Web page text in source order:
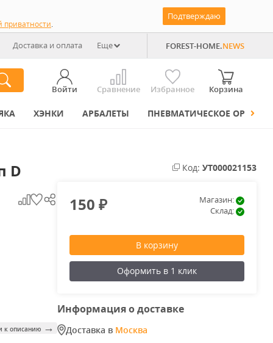
приватности.
Подтверждаю
Доставка и оплата Еще FOREST-HOME.NEWS
Войти Сравнение Избранное Корзина
ХЭНКИ АРБАЛЕТЫ ПНЕВМАТИЧЕСКОЕ ОРУЖИЕ
D
к описанию →
Код: УТ000021153
150₽
Магазин:
Склад:
В корзину
Оформить в 1 клик
Информация о доставке
Доставка в Москва